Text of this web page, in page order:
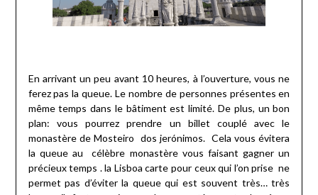
En arrivant un peu avant 10 heures, à l’ouverture, vous ne
ferez pas la queue. Le nombre de personnes présentes en
même temps dans le bâtiment est limité. De plus, un bon
plan: vous pourrez prendre un billet couplé avec le
monastère de Mosteiro dos jerónimos. Cela vous évitera
la queue au célèbre monastère vous faisant gagner un
précieux temps . la Lisboa carte pour ceux qui l’on prise ne
permet pas d’éviter la queue qui est souvent très… très